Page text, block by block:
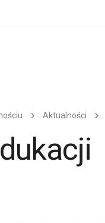
Aktualności